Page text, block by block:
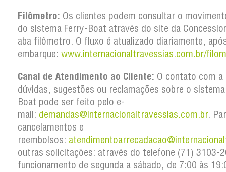
Filômetro: Os clientes podem consultar o
do sistema Ferry-Boat através do site da
aba filômetro. O fluxo é atualizado diariamente,
embarque: www.internacionaltravessias.com.br/
Canal de Atendimento ao Cliente: O contato com a
dúvidas, sugestões ou reclamações sobre o
Boat pode ser feito pelo e-
mail: demandas@internacionaltravessias.com.br.
cancelamentos e
reembolsos:
outras solicitações: através do telefone (71) 3103-
funcionamento de segunda a sábado, de 7:00 às